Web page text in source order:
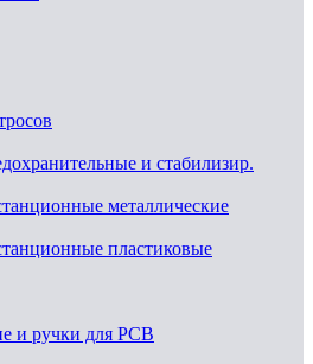
и стабилизир.
металлические
пластиковые
и ручки для PCB